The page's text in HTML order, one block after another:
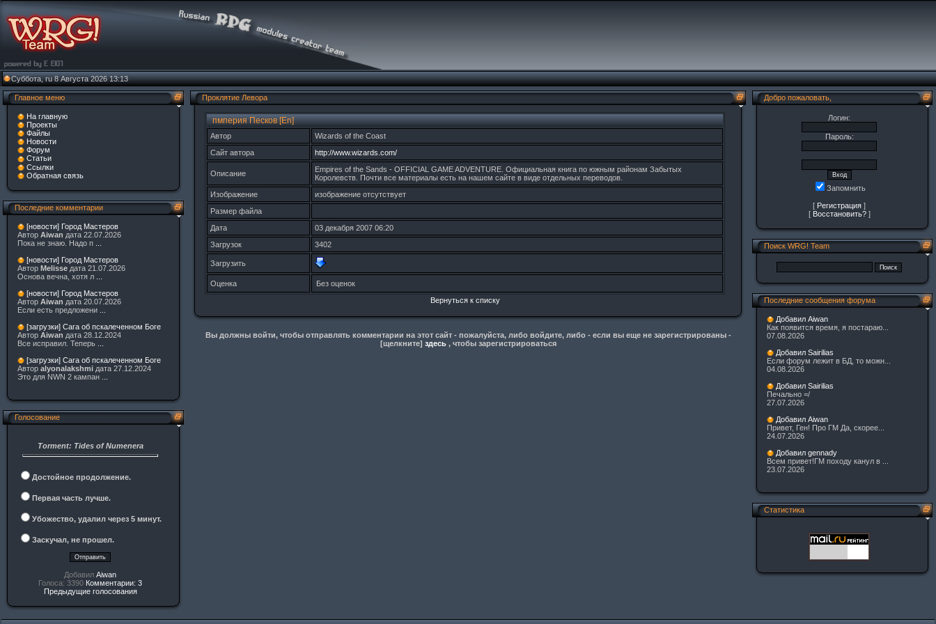
Суббота, ru 8 Августа 2026 13:13
Главное меню
На главную
Проекты
Файлы
Новости
Форум
Статьи
Ссылки
Обратная связь
Последние комментарии
[новости] Город Мастеров
Автор Aiwan дата 22.07.2026
Пока не знаю. Надо п
[новости] Город Мастеров
Автор Melisse дата 21.07.2026
Основа вечна, хотя л
[новости] Город Мастеров
Автор Aiwan дата 20.07.2026
Если есть предложени
[загрузки] Сага об пскалеченном Боге
Автор Aiwan дата 28.12.2024
Все исправил. Теперь
[загрузки] Сага об пскалеченном Боге
Автор alyonalakshmi дата 27.12.2024
Это для NWN 2 кампан ...
Голосование
Torment: Tides of Numenera
Достойное продолжение.
Первая часть лучше.
Убожество, удалил через 5 минут.
Заскучал, не прошел.
Добавил Aiwan
Голоса: 3390 Комментарии: 3
Предыдущие голосования
Проклятие Левора
пмперия Песков [En]
Автор
Wizаrds оf thе Cоаst
Сайт автора
http://www.wizards.com/
Описание
Empires of the Sands - OFFICIAL GAME ADVENTURE. Официальная книга по южным районам Забытых
Королевств. Почти все материалы есть на нашем сайте в виде отдельных переводов.
Изображение
изображение отсутствует
Размер файла
Дата
03 декабря 2007 06:20
Загрузок
3402
Загрузить
Оценка
Без оценок
Вернуться к списку
Вы должны войти, чтобы отправлять комментарии на этот сайт - пожалуйста, либо войдите, либо - если вы еще не зарегистрированы -
[щелкните] здесь , чтобы зарегистрироваться
Добро пожаловать,
Логин:
Пароль:
Запомнить
[ Регистрация ]
[ Восстановить?]
Поиск WRG! Team
Последние сообщения форума
Добавил Aiwan
Как появится время, я постараю...
07.08.2026
Добавил Sairilias
Если форум лежит в БД, то можн...
04.08.2026
Добавил Sairilias
Печально =/
27.07.2026
Добавил Aiwan
Привет, Ген! Про ГМ Да, скорее...
24.07.2026
Добавил gennady
Всем привет!ГМ походу канул в ...
23.07.2026
Статистика